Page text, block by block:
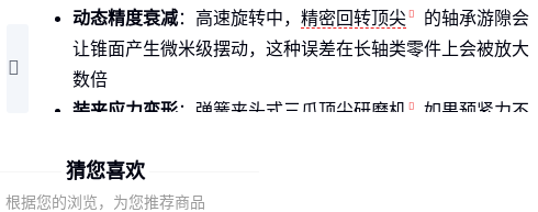
动态精度衰减：高速旋转中， 精密回转顶尖
的轴承游隙会
让锥面产生微米级摆动，这种误差在长轴类零件上会被放大
数倍
装夹应力变形：弹簧夹头式三爪顶尖研磨机
如果预紧力不
猜您喜欢
根据您的浏览，为您推荐商品